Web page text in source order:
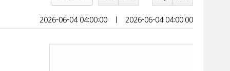
2026-06-04 04:00:00 2026-06-04 04:00:00